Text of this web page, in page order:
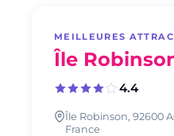
MEILLEURES
Île
4.4
Île Robinson, 92600
France